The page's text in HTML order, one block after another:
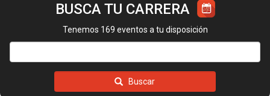
BUSCA TU CARRERA
Tenemos 169 eventos a tu disposición
Buscar